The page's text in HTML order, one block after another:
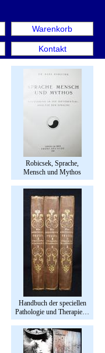
Warenkorb
Kontakt
Robicsek, Sprache,
Mensch und Mythos
Handbuch der speciellen
Pathologie und Therapie…